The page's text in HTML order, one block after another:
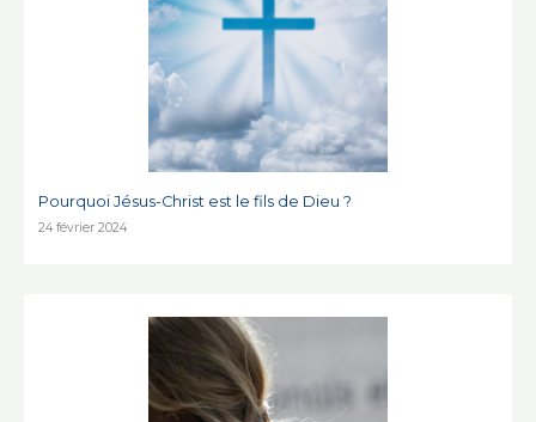
Pourquoi Jésus-Christ est le fils de Dieu ?
24 février 2024